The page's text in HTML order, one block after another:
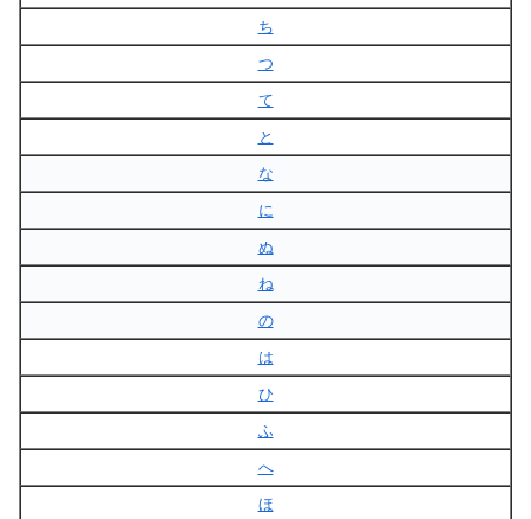
ち
つ
て
と
な
に
ぬ
ね
の
は
ひ
ふ
へ
ほ